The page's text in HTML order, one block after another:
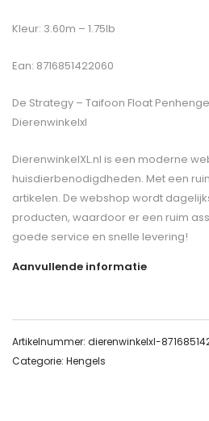
Kleur: 3.60m – 1.75lb
Ean: 8716851422060
De Strategy – Taifoon Float
Dierenwinkelxl
DierenwinkelXL.nl is een moderne
huisdierbenodigdheden. Met een
artikelen. De webshop wordt
producten, waardoor er een ruim
goede service en snelle levering!
Aanvullende informatie
Artikelnummer: dierenwinkelxl-
Categorie: Hengels